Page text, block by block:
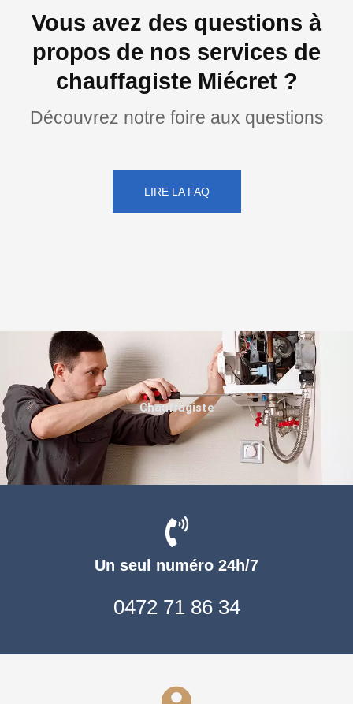
Vous avez des questions à
propos de nos services de
chauffagiste Miécret ?
Découvrez notre foire aux questions
LIRE LA FAQ
Un seul numéro 24h/7
0472 71 86 34
Chauffagiste